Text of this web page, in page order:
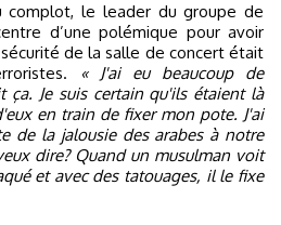
le leader du groupe de
d’une polémique pour avoir
de la salle de concert était
« J'ai eu beaucoup de
ça. Je suis certain qu'ils étaient là
en train de fixer mon pote. J'ai
de la jalousie des arabes à notre
dire? Quand un musulman voit
et avec des tatouages, il le fixe